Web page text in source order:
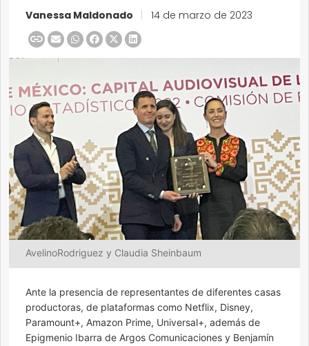
Vanessa Maldonado 14 de marzo de 2023
AvelinoRodriguez y Claudia Sheinbaum
Ante la presencia de representantes de diferentes casas
productoras, de plataformas como Netflix, Disney,
Paramount+, Amazon Prime, Universal+, además de
Epigmenio Ibarra de Argos Comunicaciones y Benjamín